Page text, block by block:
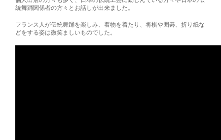
統舞踊関係者の方々とお話しが出来ました。
フランス人が伝統舞踊を楽しみ、着物を着たり、将棋や囲碁、折り紙な
どをする姿は微笑ましいものでした。